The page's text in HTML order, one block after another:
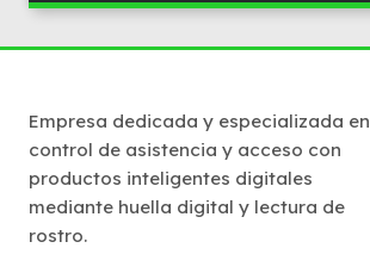
Empresa dedicada y especializada en
control de asistencia y acceso con
productos inteligentes digitales
mediante huella digital y lectura de
rostro.